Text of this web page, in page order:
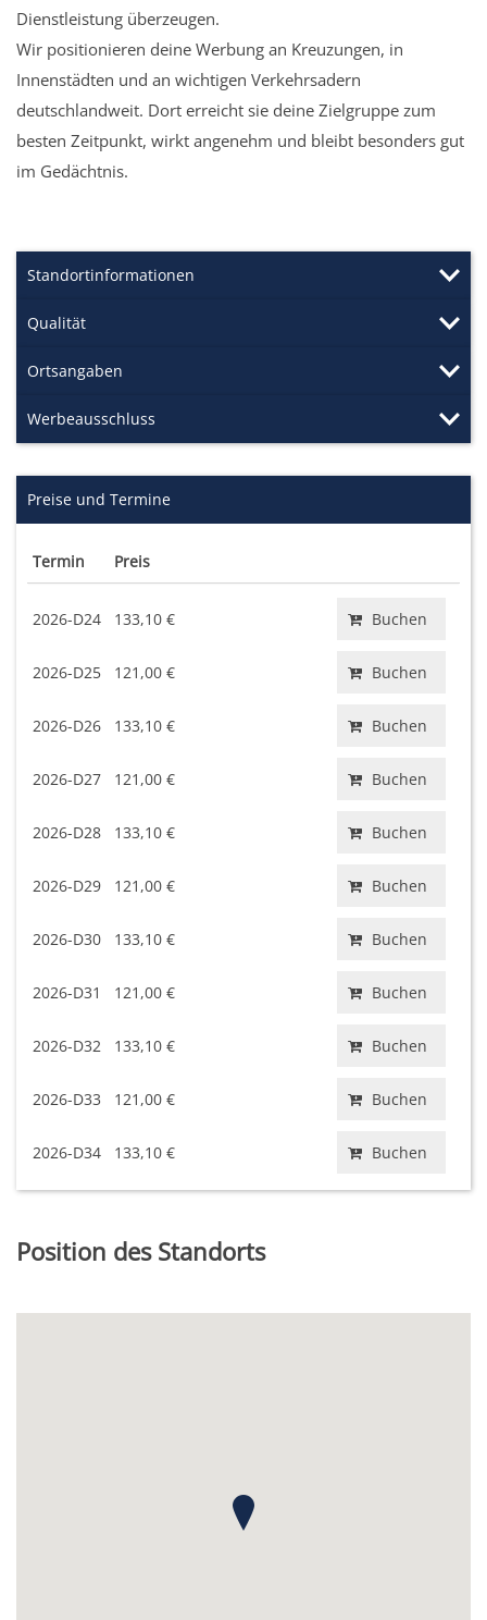
Dienstleistung überzeugen.
Wir positionieren deine Werbung an Kreuzungen, in
Innenstädten und an wichtigen Verkehrsadern
deutschlandweit. Dort erreicht sie deine Zielgruppe zum
besten Zeitpunkt, wirkt angenehm und bleibt besonders gut
im Gedächtnis.
Standortinformationen
Qualität
Ortsangaben
Werbeausschluss
Preise und Termine
Termin Preis
2026-D24 133,10 € Buchen
2026-D25 121,00 € Buchen
2026-D26 133,10 € Buchen
2026-D27 121,00 € Buchen
2026-D28 133,10 € Buchen
2026-D29 121,00 € Buchen
2026-D30 133,10 € Buchen
2026-D31 121,00 € Buchen
2026-D32 133,10 € Buchen
2026-D33 121,00 € Buchen
2026-D34 133,10 € Buchen
Position des Standorts